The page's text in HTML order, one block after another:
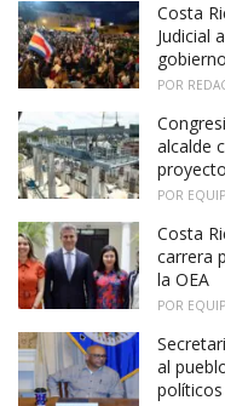
s
:
Costa
Judicial
gobierno
POR
alcalde
POR
Costa
carrera
la OEA
POR
al
políticos